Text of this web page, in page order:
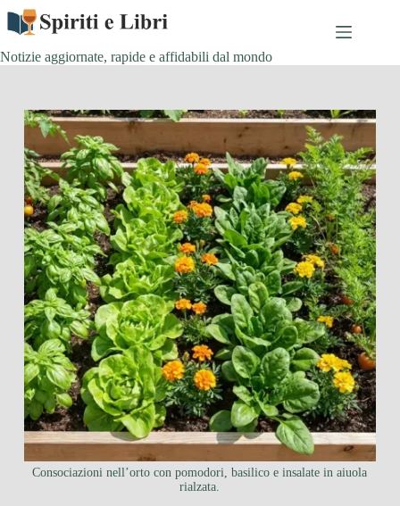
Salta
contenuto
Notizie aggiornate, rapide e affidabili dal mondo
Consociazioni nell’orto con pomodori, basilico e insalate in aiuola
rialzata.